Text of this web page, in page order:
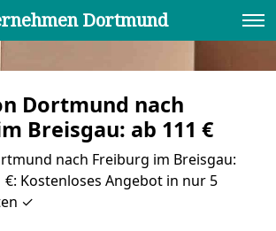
Dortmund
Dortmund nach
Breisgau: ab 111 €
nach Freiburg im Breisgau:
€: Kostenloses Angebot in nur 5
✓